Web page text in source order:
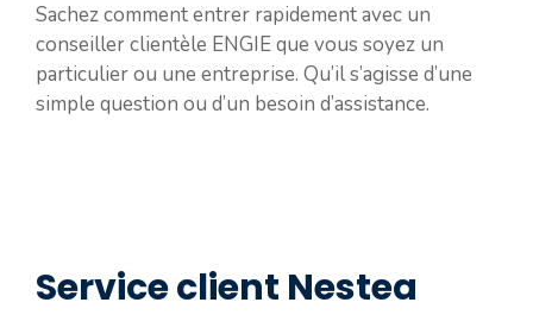
Sachez comment entrer rapidement avec un
conseiller clientèle ENGIE que vous soyez un
particulier ou une entreprise. Qu’il s’agisse d’une
simple question ou d’un besoin d’assistance.
Service client Nestea